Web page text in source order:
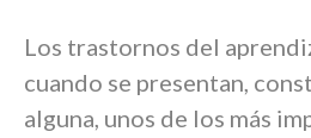
Los trastornos del
cuando se presentan,
alguna, unos de los más